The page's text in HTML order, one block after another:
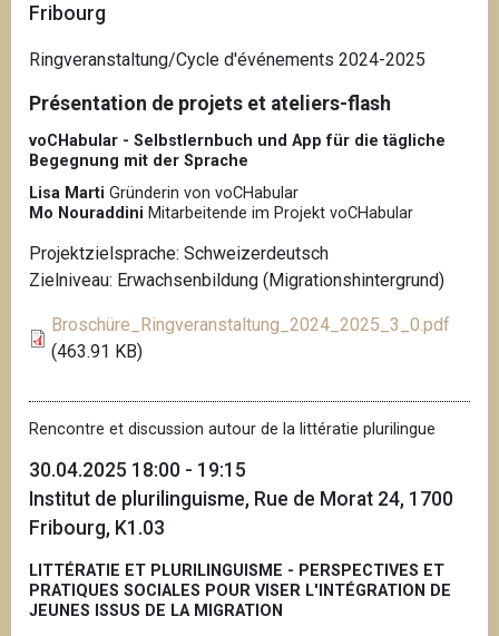
Fribourg
Ringveranstaltung/Cycle d'événements 2024-2025
Présentation de projets et ateliers-flash
voCHabular - Selbstlernbuch und App für die tägliche
Begegnung mit der Sprache
Lisa Marti Gründerin von voCHabular
Mo Nouraddini Mitarbeitende im Projekt voCHabular
Projektzielsprache: Schweizerdeutsch
Zielniveau: Erwachsenbildung (Migrationshintergrund)
Broschüre_Ringveranstaltung_2024_2025_3_0.pdf
(463.91 KB)
Rencontre et discussion autour de la littératie plurilingue
30.04.2025 18:00 - 19:15
Institut de plurilinguisme, Rue de Morat 24, 1700
Fribourg, K1.03
LITTÉRATIE ET PLURILINGUISME - PERSPECTIVES ET
PRATIQUES SOCIALES POUR VISER L'INTÉGRATION DE
JEUNES ISSUS DE LA MIGRATION